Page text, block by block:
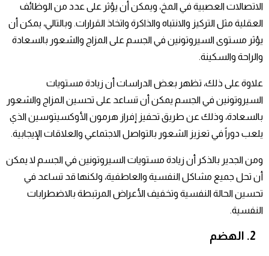
الاتصالات العصبية في المخ، ويمكن أن يؤثر على عدد من الوظائف
العقلية مثل التركيز والانتباه والذاكرة واتخاذ القرارات. وبالتالي، يمكن أن
يؤثر مستوى السيروتونين في الجسم على المزاج والشعور بالسعادة
والراحة والسكينة.
علاوة على ذلك، تظهر بعض الدراسات أن زيادة مستويات
السيروتونين في الجسم يمكن أن تساعد على تحسين المزاج والشعور
بالسعادة، وذلك عن طريق تحفيز إفراز هرمون الأوكسيتوسين الذي
يلعب دوراً في تعزيز الشعور بالتواصل الاجتماعي والعلاقات الإيجابية.
ومن الجدير بالذكر أن زيادة مستويات السيروتونين في الجسم لا يمكن
أن تحل جميع مشاكل النفسية والعاطفية، ولكنها قد تساعد في
تحسين الحالة النفسية وتخفيف الأعراض المرتبطة بالاضطرابات
النفسية.